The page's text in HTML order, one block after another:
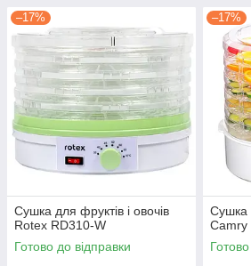
–17%
Сушка для фруктів і овочів
Rotex RD310-W
Готово до відправки
–17%
Сушка
Camry